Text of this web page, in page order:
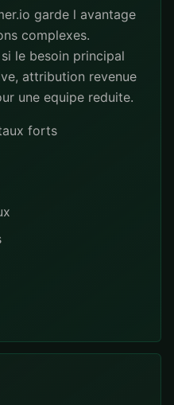
garde l avantage
complexes.
le besoin principal
attribution revenue
une equipe reduite.
forts